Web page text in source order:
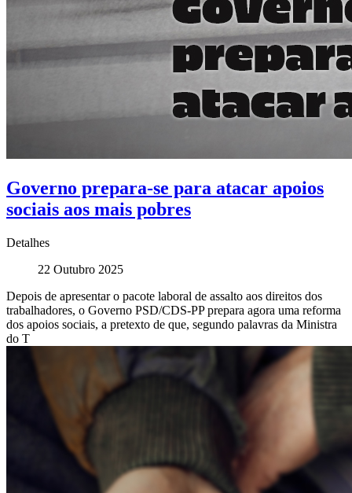
Governo prepara-se para atacar apoios
sociais aos mais pobres
Detalhes
22 Outubro 2025
Depois de apresentar o pacote laboral de assalto aos direitos dos
trabalhadores, o Governo PSD/CDS-PP prepara agora uma reforma
dos apoios sociais, a pretexto de que, segundo palavras da Ministra
do T